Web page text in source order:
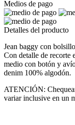
Medios de pago
Detalles del producto
Jean baggy con
Con detalle de recorte
medio con botón y
denim 100% algodón.
ATENCIÓN:
variar inclusive en un